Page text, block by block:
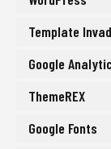
Template
Google
ThemeREX
Google Fonts